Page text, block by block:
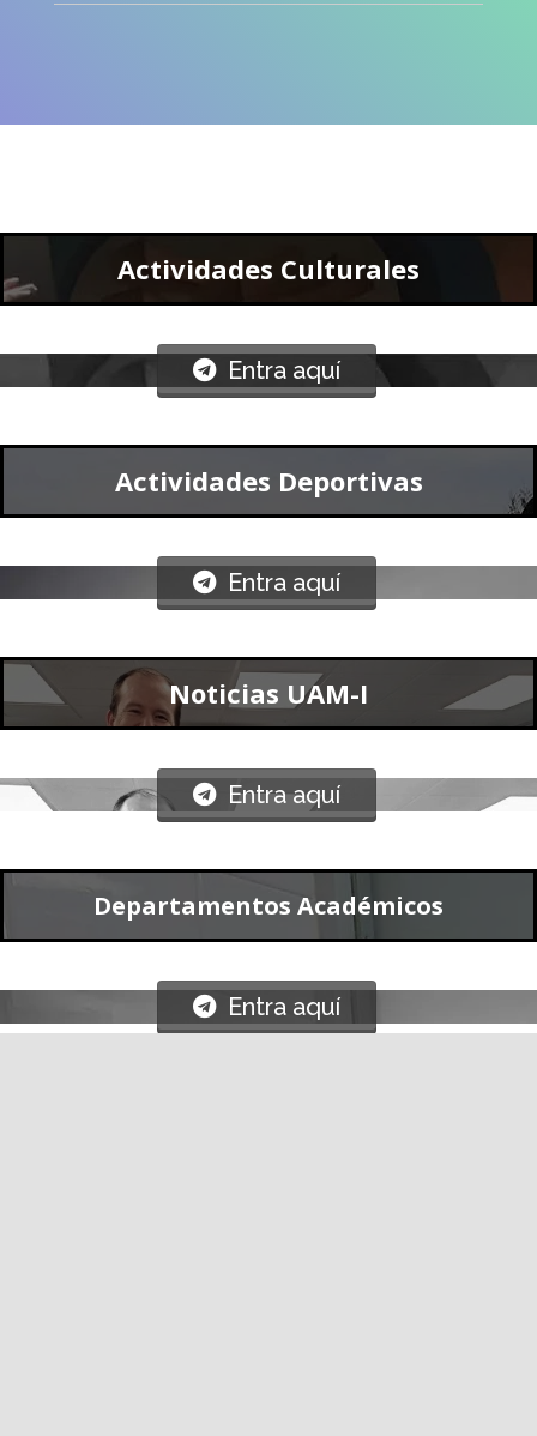
Actividades Culturales
Entra aquí
Actividades Deportivas
Entra aquí
Noticias UAM-I
Entra aquí
Departamentos Académicos
Entra aquí